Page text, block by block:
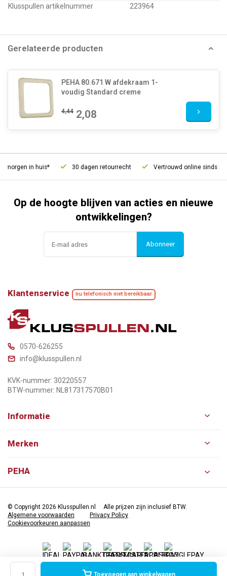
Toevoegen aan winkelwagen
Klusspullen artikelnummer
223964
Gerelateerde producten
PEHA 80.671 W afdekraam 1-
voudig Standard creme
4,44 2,08
in huis* 30 dagen retourrecht Vertrouwd online sinds
Op de hoogte blijven van acties en nieuwe
ontwikkelingen?
Abonneer
Klantenservice nu telefonisch niet bereikbaar
0570-626255
info@klusspullen.nl
KVK-nummer: 30220557
BTW-nummer: NL817317570B01
Informatie
Merken
PEHA
© Copyright 2026 Klusspullen.nl
Alle prijzen zijn inclusief BTW.
Algemene voorwaarden
Privacy Policy
Cookievoorkeuren aanpassen